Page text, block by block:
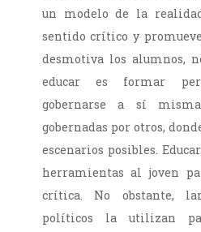
un modelo de la
sentido crítico y
desmotiva los alumnos,
educar es formar
gobernarse a sí
gobernadas por otros,
escenarios posibles.
herramientas al joven
crítica. No obstante,
políticos la utilizan